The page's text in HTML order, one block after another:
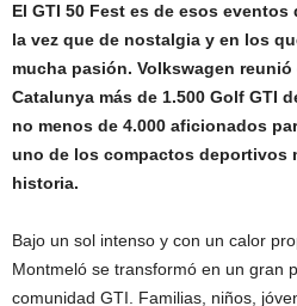
El GTI 50 Fest es de esos
la vez que de nostalgia y en los
mucha pasión. Volkswagen
Catalunya más de 1.500 Golf GTI
no menos de 4.000 aficionados
uno de los compactos deportivos
historia.
Bajo un sol intenso y con un calor
Montmeló se transformó en un gran
comunidad GTI. Familias, niños,